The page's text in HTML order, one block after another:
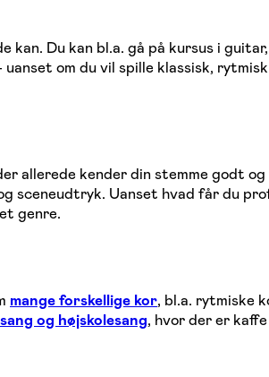
Du kan bl.a. gå på kursus i
om du vil spille klassisk,
allerede kender din stemme godt
sceneudtryk. Uanset hvad får du
genre.
mange forskellige kor, bl.a. rytmiske
og højskolesang, hvor der er